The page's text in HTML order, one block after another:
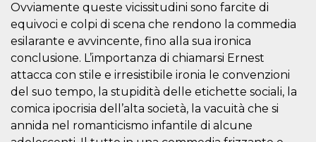
Ovviamente queste vicissitudini sono farcite di
equivoci e colpi di scena che rendono la commedia
esilarante e avvincente, fino alla sua ironica
conclusione. L’importanza di chiamarsi Ernest
attacca con stile e irresistibile ironia le convenzioni
del suo tempo, la stupidità delle etichette sociali, la
comica ipocrisia dell’alta società, la vacuità che si
annida nel romanticismo infantile di alcune
Cookie-
Script.com per
ricordare le
preferenze di
consenso sui
cookie dei
visitatori. È
necessario che il
banner dei
cookie di
Cookie-
funzioni
correttamente.